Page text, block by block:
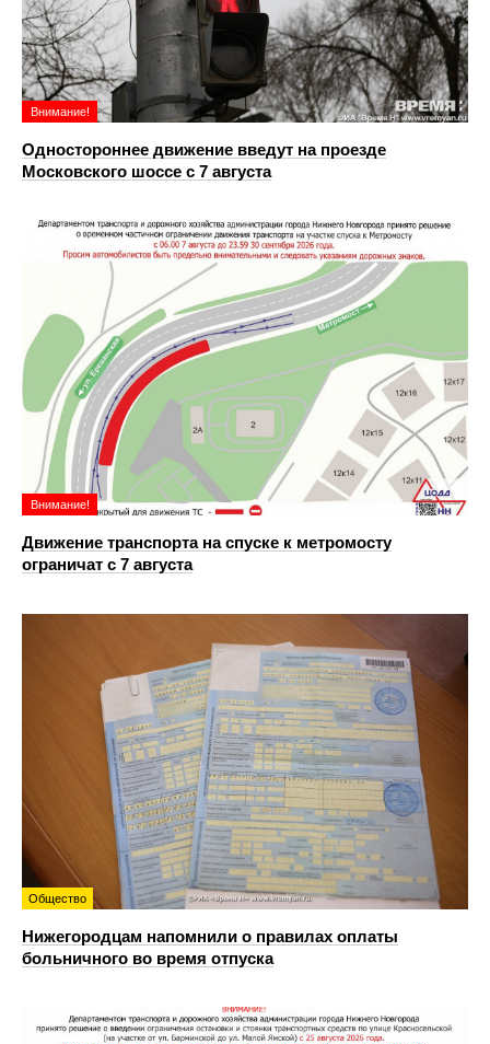
Внимание!
Одностороннее движение введут на проезде
Московского шоссе с 7 августа
Внимание!
Движение транспорта на спуске к метромосту
ограничат с 7 августа
Общество
Нижегородцам напомнили о правилах оплаты
больничного во время отпуска